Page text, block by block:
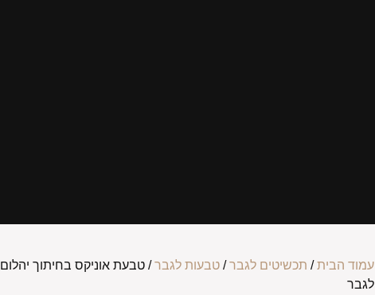
עמוד הבית/ תכשיטים לגבר/ טבעות לגבר/ טבעת אוניקס בחיתוך יהלום
לגבר